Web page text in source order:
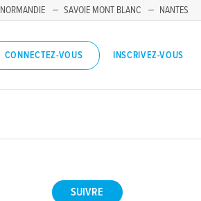
NORMANDIE SAVOIE MONT BLANC
NANTES
CONNECTEZ-VOUS INSCRIVEZ-VOUS
SUIVRE